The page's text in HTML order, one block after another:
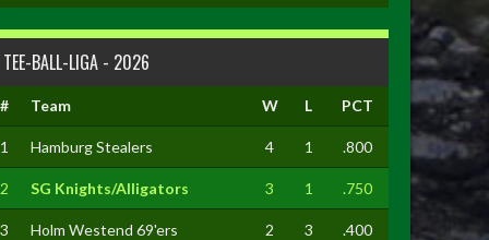
TEE-BALL-LIGA - 2026
# Team W L PCT
1 Hamburg Stealers 4 1 .800
2 SG Knights/Alligators 3 1 .750
3 Holm Westend 69'ers 2 3 .400